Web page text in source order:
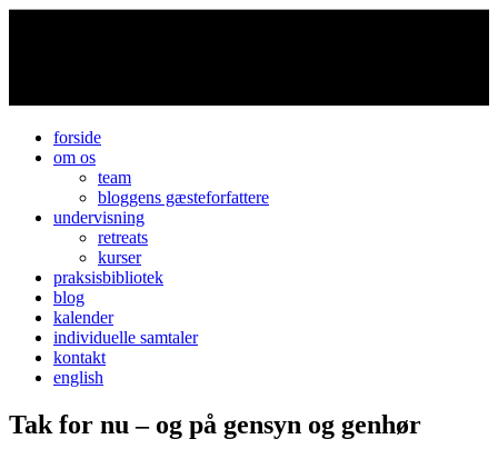
forside
om os
team
bloggens gæsteforfattere
undervisning
retreats
kurser
praksisbibliotek
blog
kalender
individuelle samtaler
kontakt
english
Tak for nu – og på gensyn og genhør